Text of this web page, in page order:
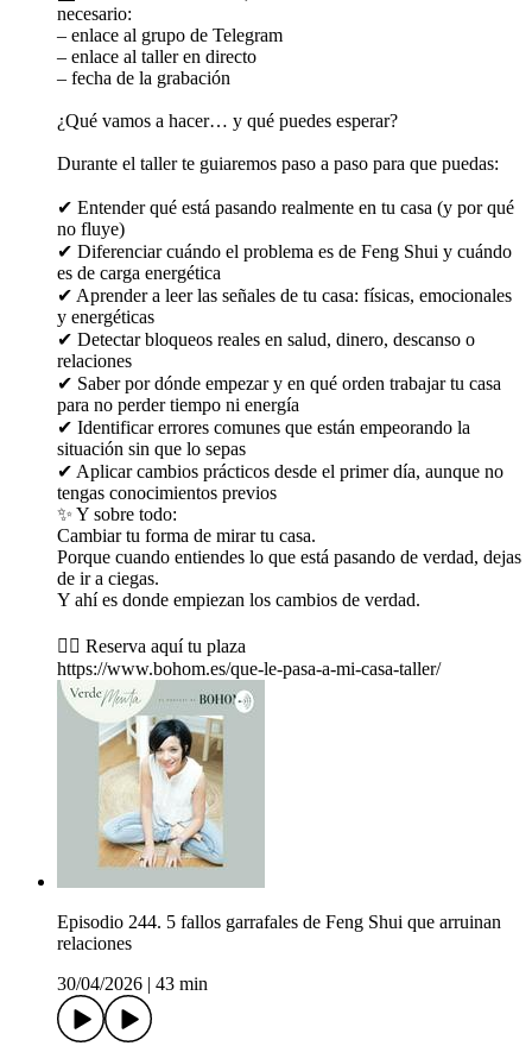
necesario:
– enlace al grupo de Telegram
– enlace al taller en directo
– fecha de la grabación
¿Qué vamos a hacer… y qué puedes esperar?
Durante el taller te guiaremos paso a paso para que puedas:
✔ Entender qué está pasando realmente en tu casa (y por qué
no fluye)
✔ Diferenciar cuándo el problema es de Feng Shui y cuándo
es de carga energética
✔ Aprender a leer las señales de tu casa: físicas, emocionales
y energéticas
✔ Detectar bloqueos reales en salud, dinero, descanso o
relaciones
✔ Saber por dónde empezar y en qué orden trabajar tu casa
para no perder tiempo ni energía
✔ Identificar errores comunes que están empeorando la
situación sin que lo sepas
✔ Aplicar cambios prácticos desde el primer día, aunque no
tengas conocimientos previos
✨ Y sobre todo:
Cambiar tu forma de mirar tu casa.
Porque cuando entiendes lo que está pasando de verdad, dejas
de ir a ciegas.
Y ahí es donde empiezan los cambios de verdad.
👇🏼 Reserva aquí tu plaza
https://www.bohom.es/que-le-pasa-a-mi-casa-taller/
Episodio 244. 5 fallos garrafales de Feng Shui que arruinan
relaciones
30/04/2026
43 min